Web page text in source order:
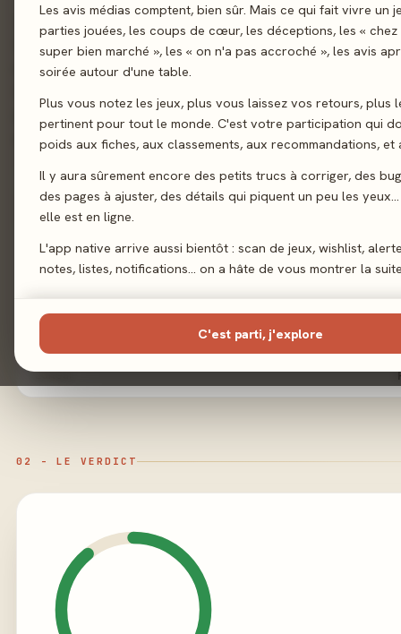
Les avis médias comptent, bien sûr. Mais ce qui fait vivre un
parties jouées, les coups de cœur, les déceptions, les « chez
super bien marché », les « on n'a pas accroché », les avis
soirée autour d'une table.
Plus vous notez les jeux, plus vous laissez vos retours, plus
pertinent pour tout le monde. C'est votre participation qui
poids aux fiches, aux classements, aux recommandations, et
Il y aura sûrement encore des petits trucs à corriger, des
des pages à ajuster, des détails qui piquent un peu les
elle est en ligne.
L'app native arrive aussi bientôt : scan de jeux, wishlist,
notes, listes, notifications… on a hâte de vous montrer la
C'est parti, j'explore
Jusqu'où irez-vous pour prendre la couronne...? Pour
faudra amasser le plus de rubis. Pour cela, commencez par
mercenaires. Une fois le recrutement terminé, les
une par une. Soyez malin, bluffez sur vos intentions et
adversaires pour avoir le plus de rubis au bout de 4 tours !
Bluff Deckbuilding
Sortie
Éditeur
02 - LE VERDICT